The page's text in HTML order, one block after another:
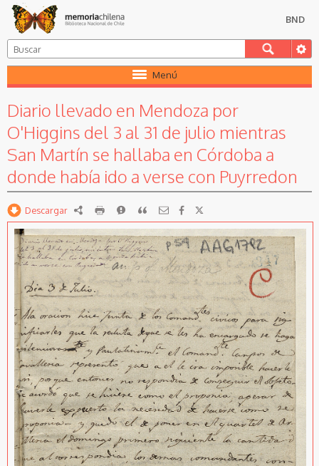
BND
Menú
Diario llevado en Mendoza por
O'Higgins del 3 al 31 de julio mientras
San Martín se hallaba en Córdoba a
donde había ido a verse con Puyrredon
Descargar RDF imprimirReportarCitar